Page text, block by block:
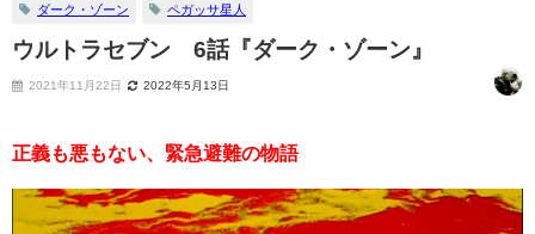
ダーク・ゾーン ペガッサ星人
ウルトラセブン 6話『ダーク・ゾーン』
2021年11月22日 2022年5月13日
正義も悪もない、緊急避難の物語